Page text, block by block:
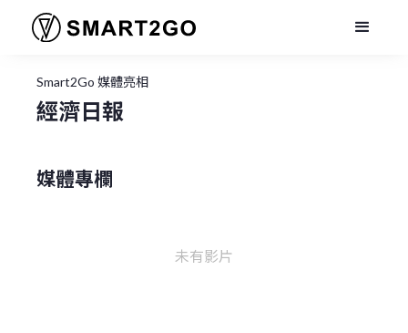
Smart2Go 媒體亮相
經濟日報
媒體專欄
未有影片